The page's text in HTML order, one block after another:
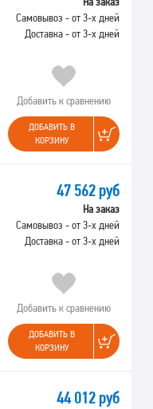
Самовывоз - от 3-х дней
Доставка - от 3-х дней
Добавить к сравнению
ДОБАВИТЬ В
КОРЗИНУ
47 562 руб
На заказ
Самовывоз - от 3-х дней
Доставка - от 3-х дней
Добавить к сравнению
ДОБАВИТЬ В
КОРЗИНУ
44 012 руб